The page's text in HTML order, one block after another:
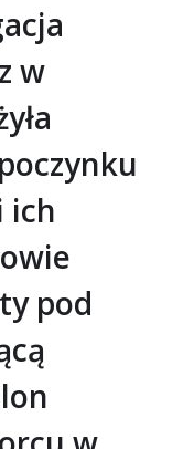
w
ich
pod